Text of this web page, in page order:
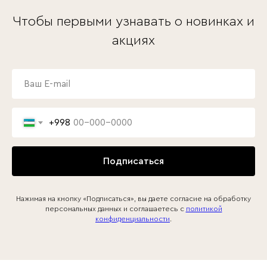
Чтобы первыми узнавать о новинках и
акциях
+998
Подписаться
Нажимая на кнопку «Подписаться», вы даете согласие на обработку
персональных данных и соглашаетесь c политикой
конфиденциальности